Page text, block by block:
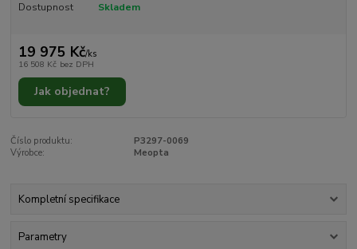
Dostupnost Skladem
19 975 Kč/ks
16 508 Kč bez DPH
Jak objednat?
Číslo produktu:
P3297-0069
Výrobce:
Meopta
Kompletní specifikace
Parametry